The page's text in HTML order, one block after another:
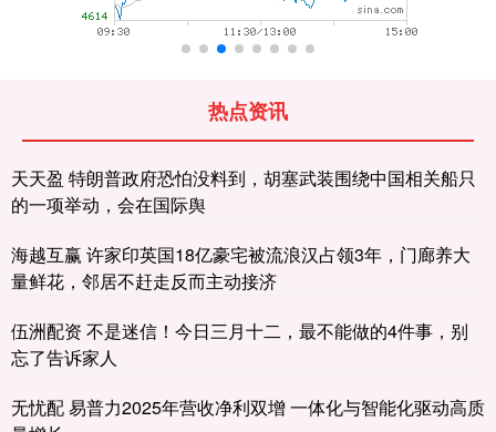
热点资讯
天天盈 特朗普政府恐怕没料到，胡塞武装围绕中国相关船只
的一项举动，会在国际舆
海越互赢 许家印英国18亿豪宅被流浪汉占领3年，门廊养大
量鲜花，邻居不赶走反而主动接济
伍洲配资 不是迷信！今日三月十二，最不能做的4件事，别
忘了告诉家人
无忧配 易普力2025年营收净利双增 一体化与智能化驱动高质